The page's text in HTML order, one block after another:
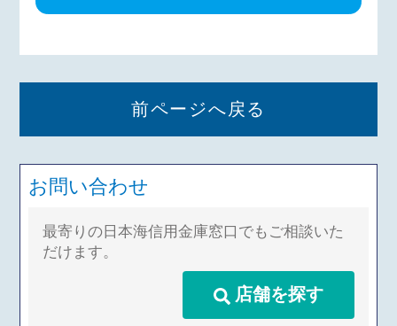
前ページへ戻る
お問い合わせ
最寄りの日本海信用金庫窓口でもご相談いた
だけます。
店舗を探す